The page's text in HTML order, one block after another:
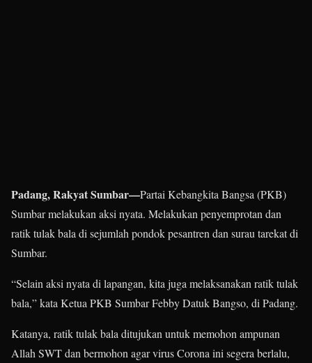
Padang, Rakyat Sumbar—Partai Kebangkita Bangsa (PKB)
Sumbar melakukan aksi nyata. Melakukan penyemprotan dan
ratik tulak bala di sejumlah pondok pesantren dan surau tarekat di
Sumbar.
“Selain aksi nyata di lapangan, kita juga melaksanakan ratik tulak
bala,” kata Ketua PKB Sumbar Febby Datuk Bangso, di Padang.
Katanya, ratik tulak bala ditujukan untuk memohon ampunan
Allah SWT dan bermohon agar virus Corona ini segera berlalu,